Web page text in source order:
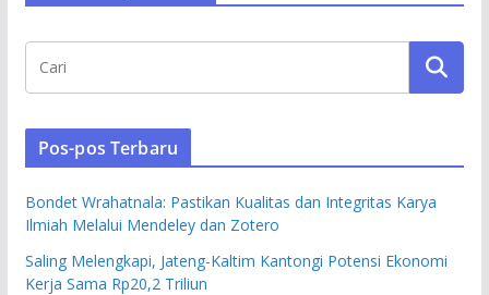
Pos-pos Terbaru
Bondet Wrahatnala: Pastikan Kualitas dan Integritas Karya
Ilmiah Melalui Mendeley dan Zotero
Saling Melengkapi, Jateng-Kaltim Kantongi Potensi Ekonomi
Kerja Sama Rp20,2 Triliun